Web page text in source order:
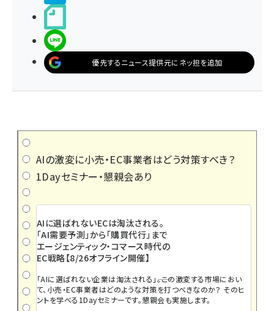
優先するニュース提供元にネッ担を追加
AIの激変に小売・EC事業者はどう対策すべき？
1Dayセミナー・懇親会あり
AIに選ばれないECは淘汰される。
「AI需要予測」から「購買代行」まで
エージェンティック・コマース時代の
EC戦略【8/26オフライン開催】
「AIに選ばれない企業は淘汰される」――。この激変する市場におい
て、小売・EC事業者はどのような対策を打つべきなのか？ そのヒ
ントを学べる1Dayセミナーです。懇親会も実施します。